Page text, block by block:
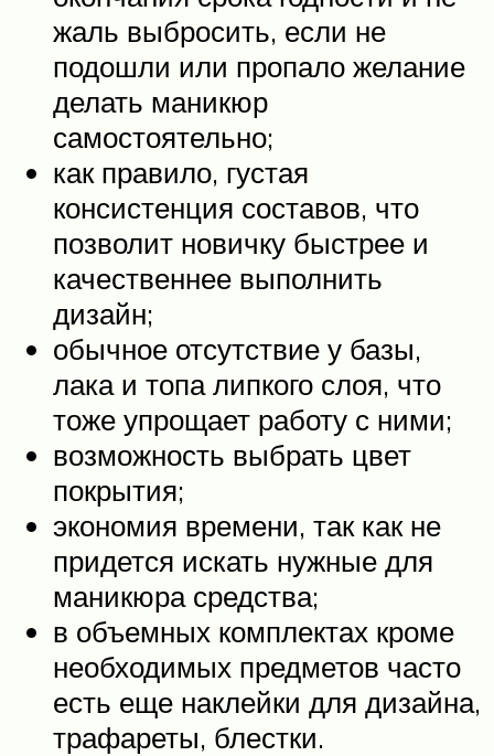
жаль выбросить, если не
подошли или пропало желание
делать маникюр
самостоятельно;
как правило, густая
консистенция составов, что
позволит новичку быстрее и
качественнее выполнить
дизайн;
обычное отсутствие у базы,
лака и топа липкого слоя, что
тоже упрощает работу с ними;
возможность выбрать цвет
покрытия;
экономия времени, так как не
придется искать нужные для
маникюра средства;
в объемных комплектах кроме
необходимых предметов часто
есть еще наклейки для дизайна,
трафареты, блестки.